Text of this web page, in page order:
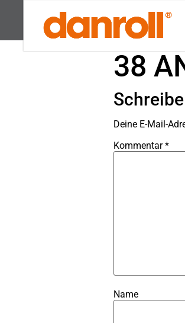
38
Deine E-Mail-
Kommentar*
Name